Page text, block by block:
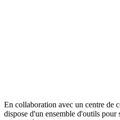
En collaboration avec un centre de
dispose d'un ensemble d'outils pour